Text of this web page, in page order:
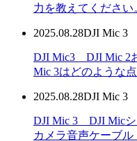
力を教えてください
2025.08.28DJI Mic 3
DJI Mic3 DJI Mic 2
Mic 3はどのような
2025.08.28DJI Mic 3
DJI Mic 3 DJI Micシ
カメラ音声ケーブル